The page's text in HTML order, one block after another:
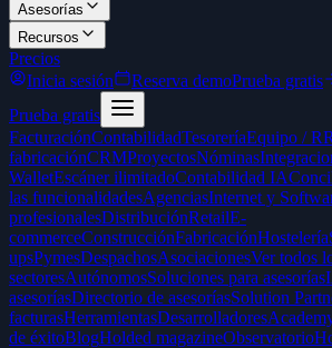
Asesorías
Recursos
Precios
Inicia sesión
Reserva demoPrueba gratis
Prueba gratis
FacturaciónContabilidadTesoreríaEquipo /
fabricaciónCRMProyectosNóminas
WalletEscáner ilimitadoContabilidad IA
las funcionalidadesAgenciasInternet y
profesionalesDistribuciónRetailE-
commerceConstrucciónFabricaciónHostelería
upsPymesDespachosAsociacionesVer todos
sectoresAutónomosSoluciones para asesorías
asesoríasDirectorio de asesoríasSolution
facturasHerramientasDesarrolladores
de éxitoBlogHolded magazineObservatorio